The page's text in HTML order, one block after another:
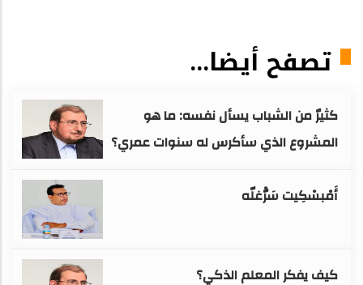
تصفح أيضا...
كثيرٌ من الشباب يسأل نفسه: ما هو
المشروع الذي سأكرس له سنوات عمري؟
أَمْبسْكِيت سَرّْغلّه
كيف يفكر المعلم الذكي؟